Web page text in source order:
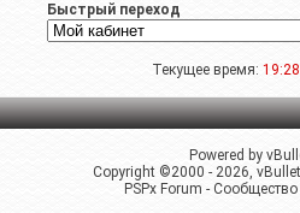
Быстрый переход
Текущее время: 19:28
Powered by
Copyright ©2000 - 2026,
PSPx Forum -